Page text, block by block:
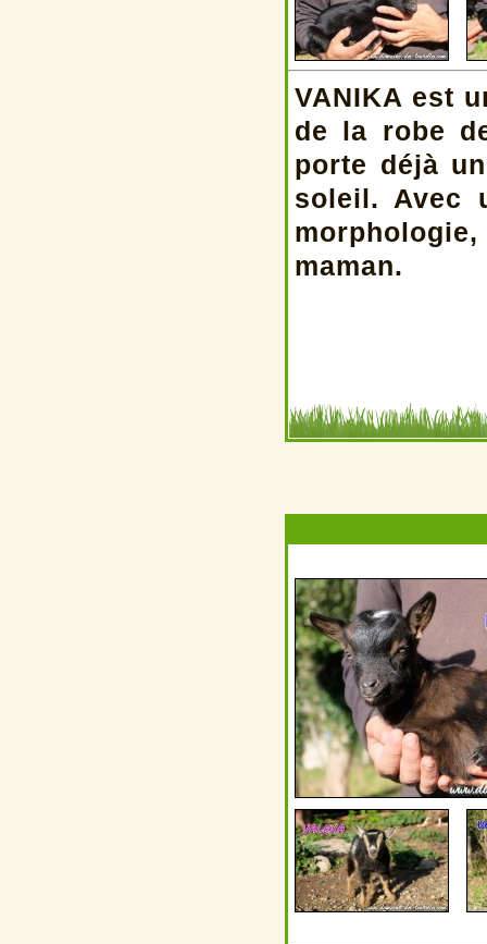
VANIKA est
de la robe
porte déjà
soleil. Avec
maman.